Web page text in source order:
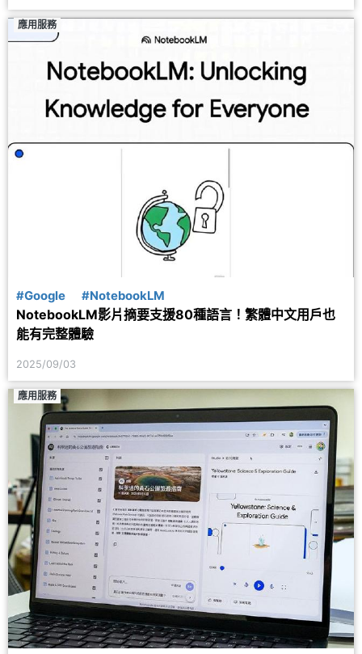
應用服務
#Google #NotebookLM
NotebookLM影片摘要支援80種語言！繁體中文用戶也
能有完整體驗
2025/09/03
應用服務